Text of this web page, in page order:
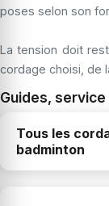
poses selon son
La tension doit
cordage choisi, de
Guides,
Tous les
badminton